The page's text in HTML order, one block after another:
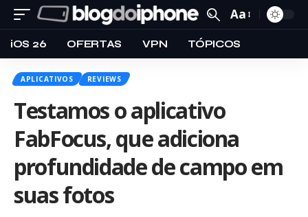
Aa
iOS 26 OFERTAS VPN TÓPICOS
APLICATIVOS REVIEWS
Testamos o aplicativo
FabFocus, que adiciona
profundidade de campo em
suas fotos